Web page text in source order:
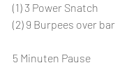
(1) 3 Power Snatch
(2) 9 Burpees over bar
5 Minuten Pause